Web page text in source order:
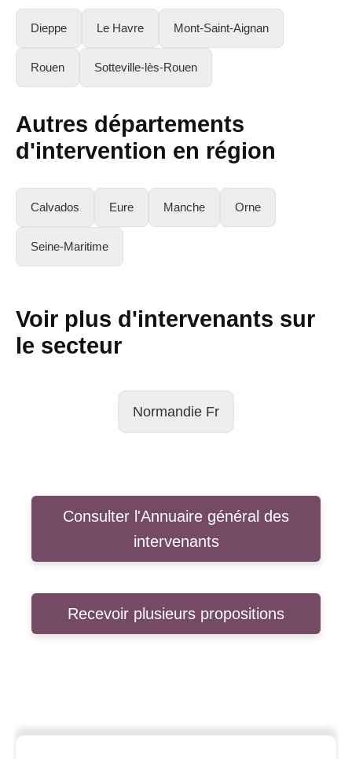
Dieppe Le Havre Mont-Saint-Aignan
Rouen Sotteville-lès-Rouen
Autres départements
d'intervention en région
Calvados Eure Manche Orne
Seine-Maritime
Voir plus d'intervenants sur
le secteur
Normandie Fr
Consulter l'Annuaire général des
intervenants
Recevoir plusieurs propositions